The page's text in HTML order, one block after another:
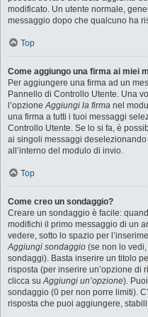
modificato. Un utente normale,
messaggio dopo che qualcuno ha
Top
Come aggiungo una firma ai miei
Per aggiungere una firma ad un
Pannello di Controllo Utente. Una
l’opzioneAggiungi la firma nel
una firma a tutti i tuoi messaggi
Controllo Utente. Se lo si fa, è
ai singoli messaggi
all’interno del modulo di invio.
Top
Come creo un sondaggio?
Creare un sondaggio è facile:
modifichi il primo messaggio di un
vedere, sotto lo spazio per
Aggiungi sondaggio (se non lo
sondaggi). Basta inserire un titolo
risposta (per inserire un’opzione di
clicca suAggiungi un’opzione).
sondaggio (0 per non porre limiti).
risposta che puoi aggiungere,